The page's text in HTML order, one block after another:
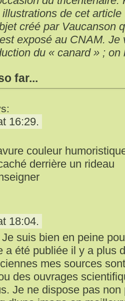
illustrations de cet
créé par Vaucanson
exposé au CNAM. Je
du « canard » ;
far...
16:29.
couleur
derrière un rideau
18:04.
suis bien en peine
a été publiée il y a plus
mes sources
des ouvrages
Je ne dispose pas non